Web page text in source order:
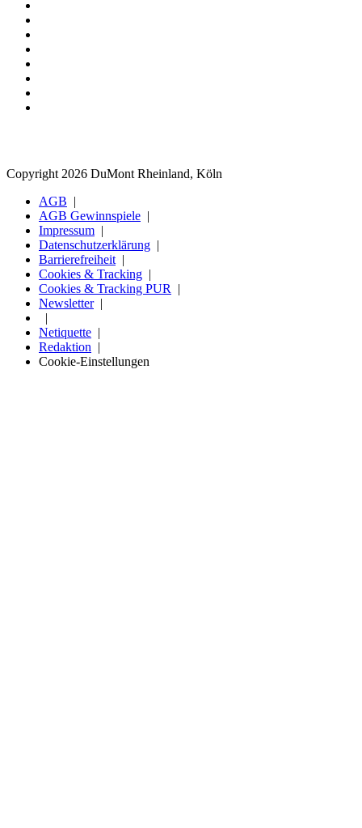
Copyright 2026 DuMont Rheinland, Köln
AGB
AGB Gewinnspiele
Impressum
Datenschutzerklärung
Barrierefreiheit
Cookies & Tracking
Cookies & Tracking PUR
Newsletter
Netiquette
Redaktion
Cookie-Einstellungen